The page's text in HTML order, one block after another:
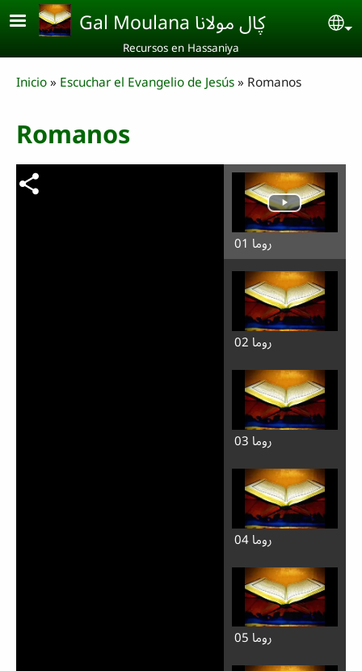
Skip to main content Gal Moulana ڮال مولانا
Recursos en Hassaniya
Breadcrumb
Inicio Escuchar el Evangelio de Jesús Romanos
Romanos
روما 01
روما 02
روما 03
روما 04
روما 05